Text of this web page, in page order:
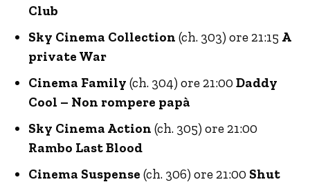
Club
Sky Cinema Collection (ch. 303) ore 21:15 A
private War
Cinema Family (ch. 304) ore 21:00 Daddy
Cool – Non rompere papà
Sky Cinema Action (ch. 305) ore 21:00
Rambo Last Blood
Cinema Suspense (ch. 306) ore 21:00 Shut